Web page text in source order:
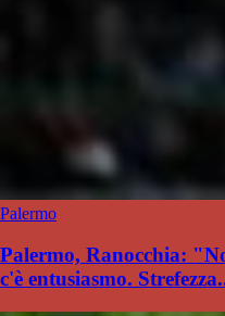
Palermo
Palermo, Ranocchia:
c'è entusiasmo.